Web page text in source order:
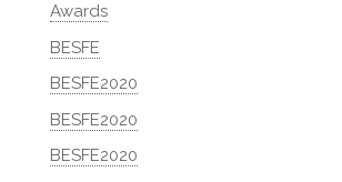
Awards
BESFE
BESFE2020
BESFE2020
BESFE2020